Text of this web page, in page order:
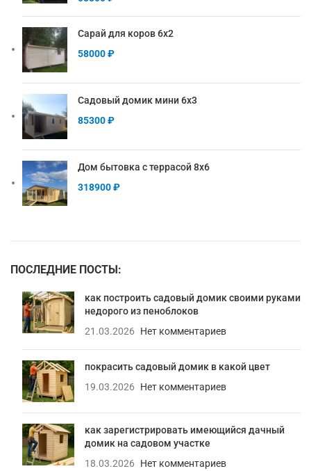
Сарай для коров 6х2
58000₽
Садовый домик мини 6х3
85300₽
Дом бытовка с террасой 8х6
318900₽
ПОСЛЕДНИЕ ПОСТЫ:
как построить садовый домик своими руками
недорого из пеноблоков
21.03.2026
Нет комментариев
покрасить садовый домик в какой цвет
19.03.2026
Нет комментариев
как зарегистрировать имеющийся дачный
домик на садовом участке
18.03.2026
Нет комментариев